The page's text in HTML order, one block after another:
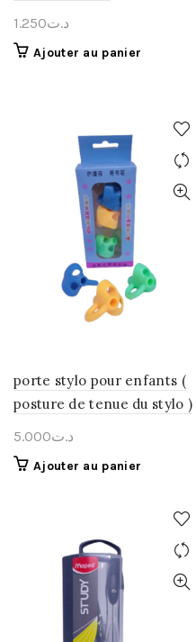
د.ت1.250
Ajouter au panier
porte stylo pour enfants (
posture de tenue du stylo )
د.ت5.000
Ajouter au panier